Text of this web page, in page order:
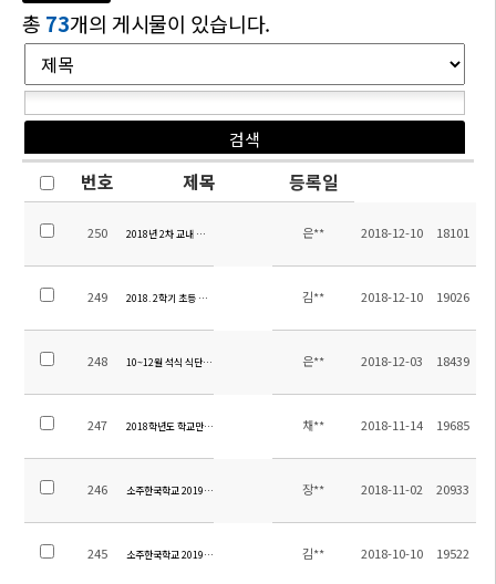
총 73개의 게시물이 있습니다.
번호 제목 등록일
250 2018년 2차 교내 수질 검사 보고서 은** 2018-12-10 18101
249 2018. 2학기 초등 방과후학교 만족도 조사결과김** 2018-12-10 19026
248 10~12월 석식 식단 알림 은** 2018-12-03 18439
247 2018학년도 학교만족도조사 결과보고서-학교전반-
채** 2018-11-14 19685
246 소주한국학교 2019학년도 추가 교원 초빙 공고장** 2018-11-02 20933
245 소주한국학교 2019학년도 교원 초빙 공고 김** 2018-10-10 19522